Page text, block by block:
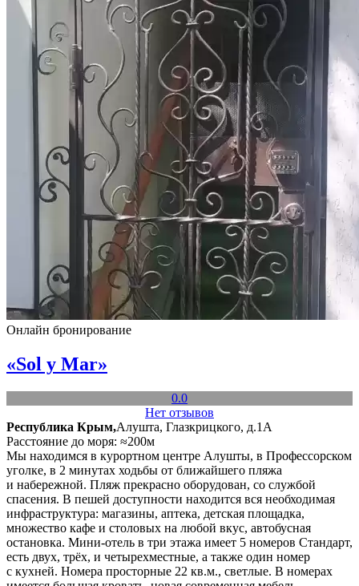
Онлайн бронирование
«Sol y Mar»
0.0
Нет отзывов
Республика Крым,Алушта, Глазкрицкого, д.1А
Расстояние до моря: ≈200м
Мы находимся в курортном центре Алушты, в Профессорском
уголке, в 2 минутах ходьбы от ближайшего пляжа
и набережной. Пляж прекрасно оборудован, со службой
спасения. В пешей доступности находится вся необходимая
инфраструктура: магазины, аптека, детская площадка,
множество кафе и столовых на любой вкус, автобусная
остановка. Мини-отель в три этажа имеет 5 номеров Стандарт,
есть двух, трёх, и четырехместные, а также один номер
с кухней. Номера просторные 22 кв.м., светлые. В номерах